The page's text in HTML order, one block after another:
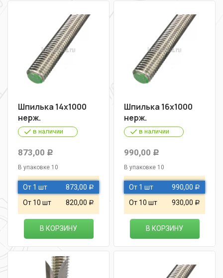
Шпилька 14х1000
нерж.
в наличии
873,00 Р
В упаковке 10
От 1 шт 873,00 Р
От 10 шт 820,00 Р
В КОРЗИНУ
Шпилька 16х1000
нерж.
в наличии
990,00 Р
В упаковке 10
От 1 шт 990,00 Р
От 10 шт 930,00 Р
В КОРЗИНУ